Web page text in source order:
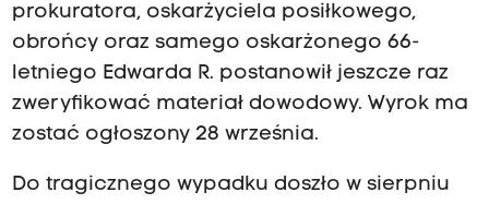
prokuratora, oskarżyciela posiłkowego,
obrońcy oraz samego oskarżonego 66-
letniego Edwarda R. postanowił jeszcze raz
zweryfikować materiał dowodowy. Wyrok ma
zostać ogłoszony 28 września.
Do tragicznego wypadku doszło w sierpniu